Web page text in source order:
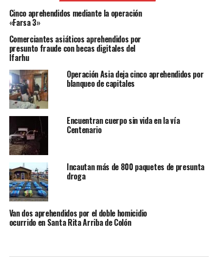
Cinco aprehendidos mediante la operación
«Farsa 3»
Comerciantes asiáticos aprehendidos por
presunto fraude con becas digitales del
Ifarhu
Operación Asia deja cinco aprehendidos por
blanqueo de capitales
Encuentran cuerpo sin vida en la vía
Centenario
Incautan más de 800 paquetes de presunta
droga
Van dos aprehendidos por el doble homicidio
ocurrido en Santa Rita Arriba de Colón